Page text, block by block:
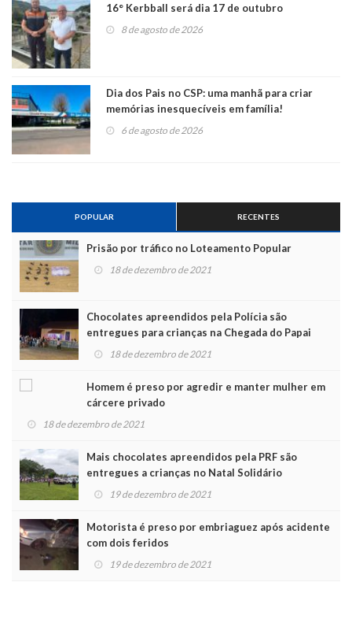
16° Kerbball será dia 17 de outubro
8 de agosto de 2026
Dia dos Pais no CSP: uma manhã para criar
memórias inesquecíveis em família!
6 de agosto de 2026
POPULAR RECENTES
Prisão por tráfico no Loteamento Popular
18 de dezembro de 2021
Chocolates apreendidos pela Polícia são
entregues para crianças na Chegada do Papai
Noel
18 de dezembro de 2021
Homem é preso por agredir e manter mulher em
cárcere privado
18 de dezembro de 2021
Mais chocolates apreendidos pela PRF são
entregues a crianças no Natal Solidário
19 de dezembro de 2021
Motorista é preso por embriaguez após acidente
com dois feridos
19 de dezembro de 2021